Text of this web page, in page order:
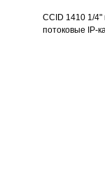
CCID 1410 1/
потоковые IP-